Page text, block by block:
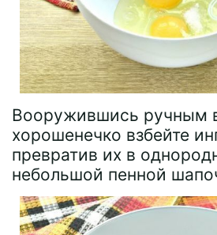
Вооружившись ручным
хорошенечко взбейте
превратив их в
небольшой пенной